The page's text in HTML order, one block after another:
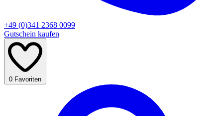
+49 (0)341 2368 0099
Gutschein kaufen
0 Favoriten